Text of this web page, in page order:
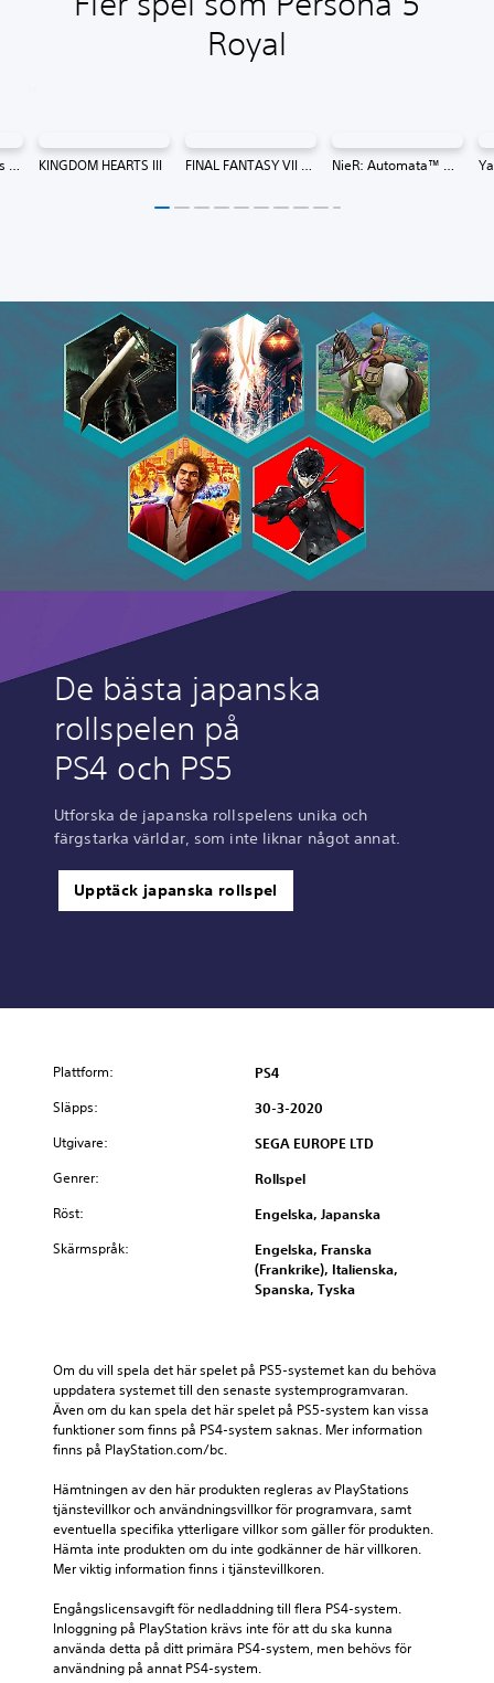
Royal
13 Sentinels: Aegis Rim KINGDOM HEARTS III FINAL FANTASY VII REMAKE INTERGRADE NieR: Automata™ Game of the YoRHa Edition
De bästa japanska
rollspelen på
PS4 och PS5
Utforska de japanska rollspelens unika och
färgstarka världar, som inte liknar något annat.
Upptäck japanska rollspel
Plattform: PS4
Släpps: 30-3-2020
Utgivare: SEGA EUROPE LTD
Genrer: Rollspel
Röst: Engelska, Japanska
Skärmspråk:
Engelska, Franska
(Frankrike), Italienska,
Spanska, Tyska
Om du vill spela det här spelet på PS5-systemet kan du behöva
uppdatera systemet till den senaste systemprogramvaran.
Även om du kan spela det här spelet på PS5-system kan vissa
funktioner som finns på PS4-system saknas. Mer information
finns på PlayStation.com/bc.
Hämtningen av den här produkten regleras av PlayStations
tjänstevillkor och användningsvillkor för programvara, samt
eventuella specifika ytterligare villkor som gäller för produkten.
Hämta inte produkten om du inte godkänner de här villkoren.
Mer viktig information finns i tjänstevillkoren.
Engångslicensavgift för nedladdning till flera PS4-system.
Inloggning på PlayStation krävs inte för att du ska kunna
använda detta på ditt primära PS4-system, men behövs för
användning på annat PS4-system.